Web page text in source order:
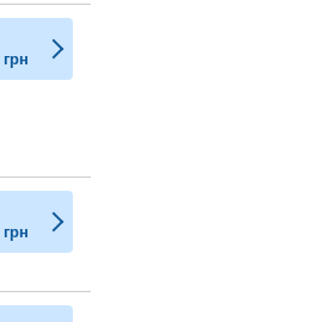
грн
грн